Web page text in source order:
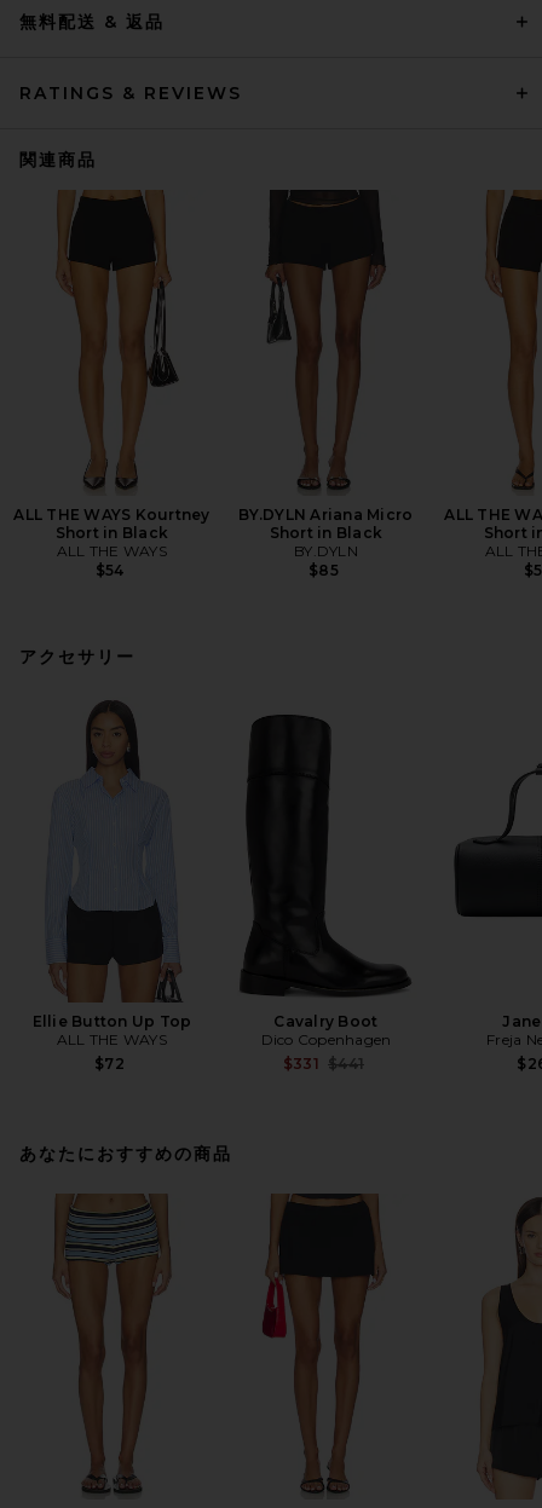
無料配送 & 返品
RATINGS & REVIEWS
関連商品
ALL THE WAYS Kourtney
Short in Black
ALL THE WAYS
$54
BY.DYLN Ariana Micro
Short in Black
BY.DYLN
$85
ALL THE
Short
ALL
アクセサリー
Ellie Button Up Top
ALL THE WAYS
$72
Cavalry Boot
Dico Copenhagen
$331 Previous price:
$441
Freja
あなたにおすすめの商品